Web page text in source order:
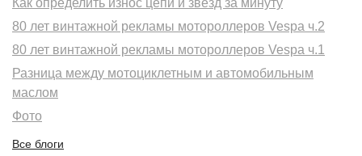
80 лет винтажной рекламы мотороллеров Vespa ч.2
80 лет винтажной рекламы мотороллеров Vespa ч.1
Разница между мотоциклетным и автомобильным
маслом
Фото
Все блоги